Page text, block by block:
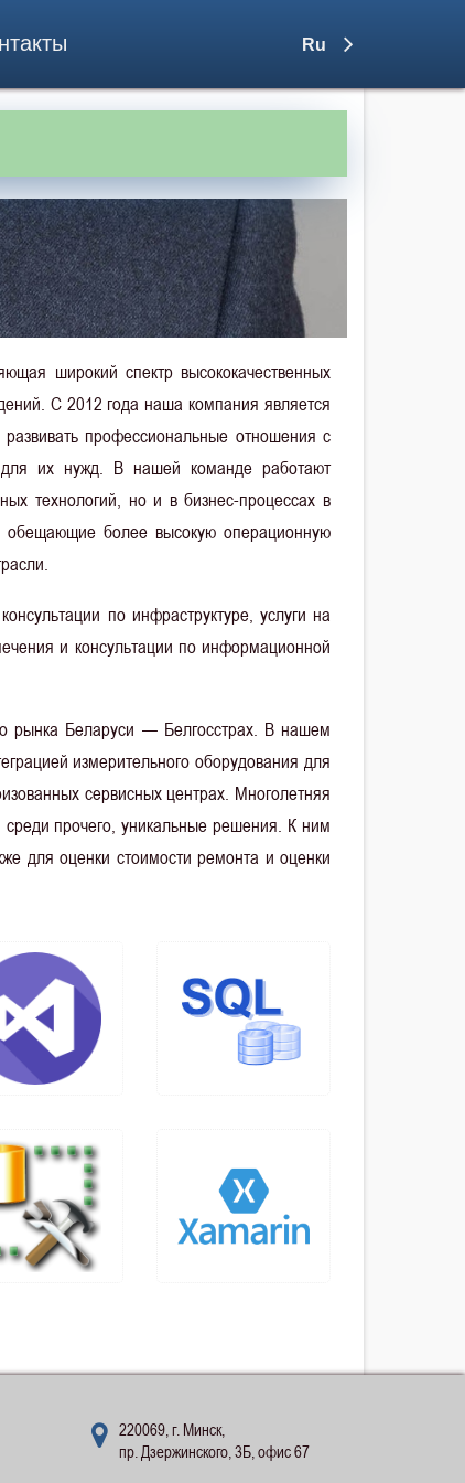
Ru
широкий спектр высококачественных
С 2012 года наша компания является
профессиональные отношения с
для их нужд. В нашей команде работают
технологий, но и в бизнес-процессах в
обещающие более высокую операционную
по инфраструктуре, услуги на
и консультации по информационной
рынка Беларуси — Белгосстрах. В нашем
измерительного оборудования для
сервисных центрах. Многолетняя
среди прочего, уникальные решения. К ним
для оценки стоимости ремонта и оценки
220069, г. Минск,
пр. Дзержинского, 3Б, офис 67